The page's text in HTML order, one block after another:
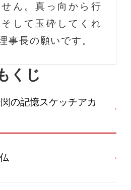
ん。真っ向から行
して玉砕してくれ
事長の願いです。
くじ
の記憶スケッチアカ